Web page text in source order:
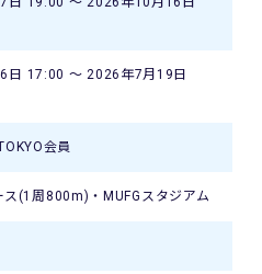
日 17:00 〜 2026年7月19日
会員
ス(1周800m)・MUFGスタジアム